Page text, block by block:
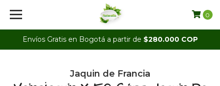
Envíos Gratis en Bogotá a partir de $280.000 COP
0
Jaquin de Francia